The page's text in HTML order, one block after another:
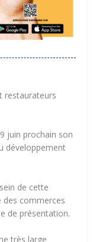
restaurateurs
juin prochain son
développement
de cette
des commerces
de présentation.
très large